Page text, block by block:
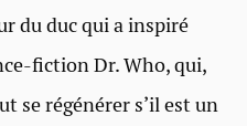
du duc qui a inspiré
fiction Dr. Who, qui,
se régénérer s’il est un